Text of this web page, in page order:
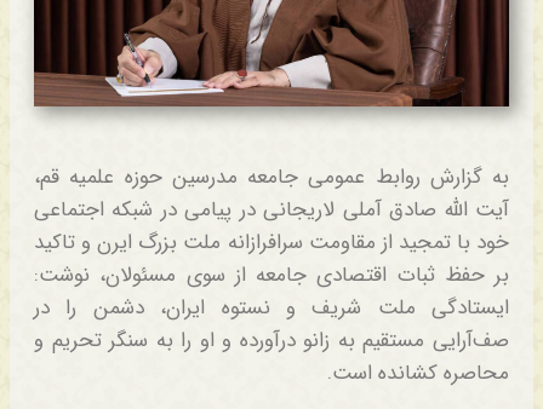
به گزارش روابط عمومی جامعه مدرسین حوزه علمیه قم،
آیت الله صادق آملی لاریجانی در پیامی در شبکه اجتماعی
خود با تمجید از مقاومت سرافرازانه ملت بزرگ ایرن و تاکید
بر حفظ ثبات اقتصادی جامعه از سوی مسئولان، نوشت:
ایستادگی ملت شریف و نستوه ایران، دشمن را در
صف‌آرایی مستقیم به زانو درآورده و او را به سنگر تحریم و
محاصره کشانده است.